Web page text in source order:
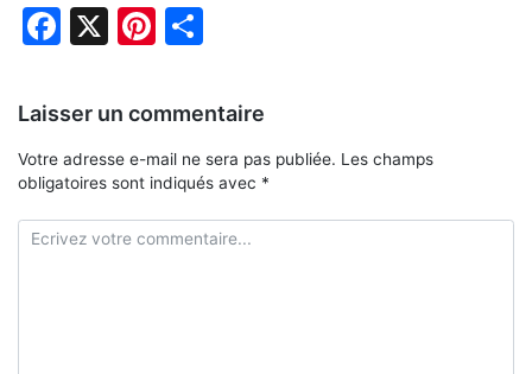
Facebook
X Pinterest
Laisser un commentaire
Votre adresse e-mail ne sera pas publiée. Les champs
obligatoires sont indiqués avec *